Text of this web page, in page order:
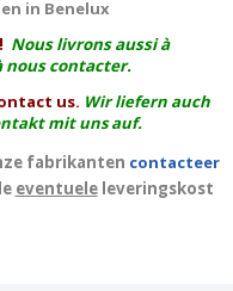
in Benelux
Nous livrons aussi à
nous contacter.
us. Wir liefern auch
mit uns auf.
fabrikanten contacteer
eventueleleveringskost